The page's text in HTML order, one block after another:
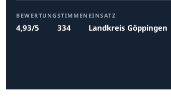
BEWERTUNG
4,93/5
STIMMEN
334
EINSATZ
Landkreis Göppingen